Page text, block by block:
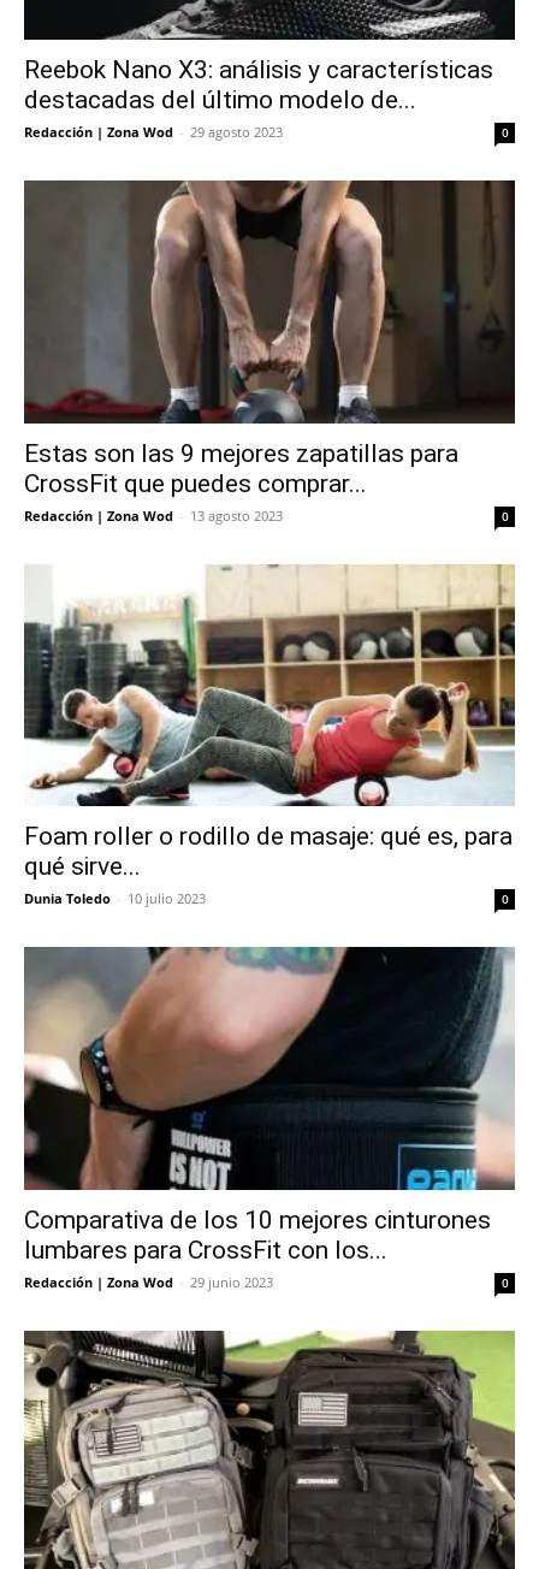
Reebok Nano X3: análisis y características
destacadas del último modelo de...
Redacción | Zona Wod - 29 agosto 2023 0
Estas son las 9 mejores zapatillas para
CrossFit que puedes comprar...
Redacción | Zona Wod - 13 agosto 2023 0
Foam roller o rodillo de masaje: qué es, para
qué sirve...
Dunia Toledo - 10 julio 2023 0
Comparativa de los 10 mejores cinturones
lumbares para CrossFit con los...
Redacción | Zona Wod - 29 junio 2023 0